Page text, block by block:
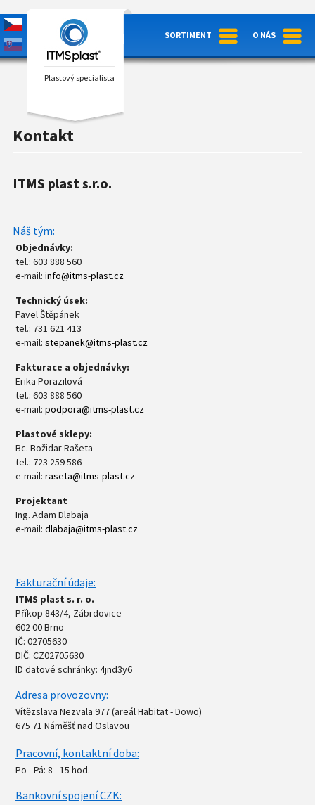
O NÁS
SORTIMENT
Plastový specialista
Kontakt
ITMS plast s.r.o.
Náš tým:
Objednávky:
tel.: 603 888 560
e-mail:info@itms-plast.cz
Technický úsek:
Pavel Štěpánek
tel.: 731 621 413
e-mail:stepanek@itms-plast.cz
Fakturace a objednávky:
Erika Porazilová
tel.: 603 888 560
e-mail:podpora@itms-plast.cz
Plastové sklepy:
Bc. Božidar Rašeta
tel.: 723 259 586
e-mail:raseta@itms-plast.cz
Projektant
Ing. Adam Dlabaja
e-mail:dlabaja@itms-plast.cz
Fakturační údaje:
ITMS plast s. r. o.
Příkop 843/4, Zábrdovice
602 00 Brno
IČ: 02705630
DIČ: CZ02705630
ID datové schránky: 4jnd3y6
Adresa provozovny:
Vítězslava Nezvala 977 (areál Habitat - Dowo)
675 71 Náměšť nad Oslavou
Pracovní, kontaktní doba:
Po - Pá: 8 - 15 hod.
Bankovní spojení CZK: